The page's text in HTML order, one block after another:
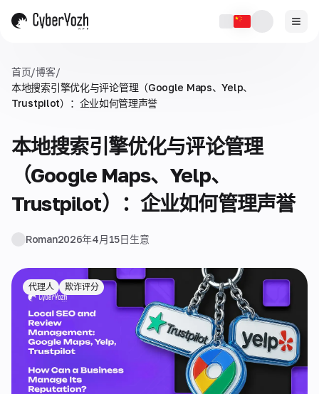
首页/博客/
本地搜索引擎优化与评论管理（Google Maps、Yelp、
Trustpilot）：企业如何管理声誉
本地搜索引擎优化与评论管理
（Google Maps、Yelp、
Trustpilot）：企业如何管理声誉
Roman2026年4月15日生意
代理人 欺诈评分